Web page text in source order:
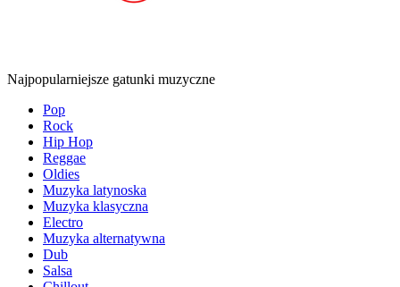
Najpopularniejsze gatunki muzyczne
Pop
Rock
Hip Hop
Reggae
Oldies
Muzyka latynoska
Muzyka klasyczna
Electro
Muzyka alternatywna
Dub
Salsa